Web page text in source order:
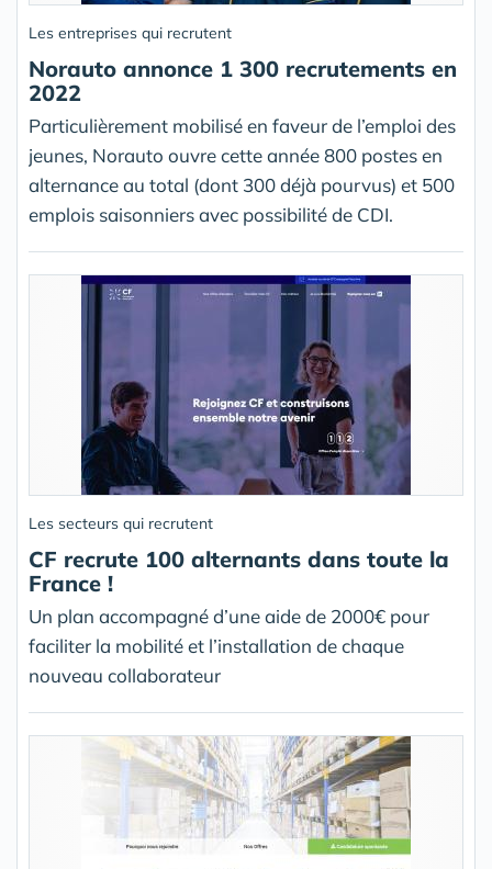
Les entreprises qui recrutent
Norauto annonce 1 300 recrutements en
2022
Particulièrement mobilisé en faveur de l’emploi des
jeunes, Norauto ouvre cette année 800 postes en
alternance au total (dont 300 déjà pourvus) et 500
emplois saisonniers avec possibilité de CDI.
Les secteurs qui recrutent
CF recrute 100 alternants dans toute la
France !
Un plan accompagné d’une aide de 2000€ pour
faciliter la mobilité et l’installation de chaque
nouveau collaborateur